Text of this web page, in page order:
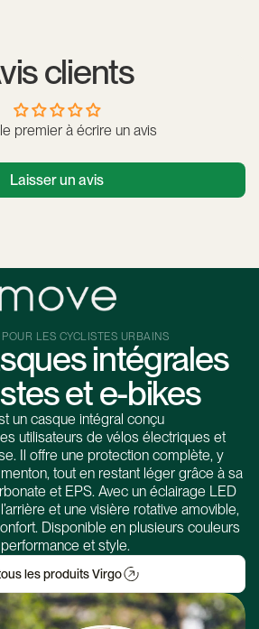
cyclistes réguliers ou pratiquant des
clients
premier à écrire un avis
Laisser un avis
LES CYCLISTES URBAINS
intégrales
et e-bikes
un casque intégral conçu
utilisateurs de vélos électriques et
Il offre une protection complète, y
tout en restant léger grâce à sa
et EPS. Avec un éclairage LED
et une visière rotative amovible,
Disponible en plusieurs couleurs
et style.
les produits Virgo